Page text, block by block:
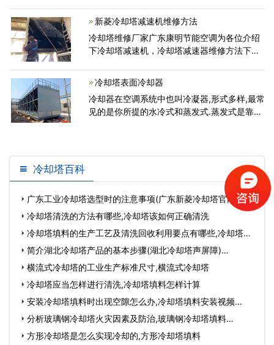
想办法解决问题。 一旦冷却塔结冰之后，
不但会影响冷却塔的通
新菱冷却塔减速机维修方法
冷却塔维修厂家广东康明节能空调为各位介绍
下冷却塔减速机，冷却塔减速器维修方法下：
齿轮可以获得很好的润滑,却塔减速箱齿轮在高
速荷载中运行，齿
冷却塔表面冷却器
冷却器在空调系统中也叫冷凝器,形式多样,最常
见的是你所提的水冷式和蒸发式.蒸发式是靠风
冷却塔百科
广东工业冷却塔选型时的注意事项(广东新菱冷却塔官网)…
冷却塔清洗的方法有哪些,冷却塔该如何正确清洗
冷却塔填料的生产工艺及清洗回收利用要点有哪些,冷却塔填
料厂家联系方…
简介湖北冷却塔产品的基本步骤(湖北冷却塔声屏障)…
横流式冷却塔的工业生产标准尺寸,横流式冷却塔
冷却塔应当怎样进行清洗,冷却塔填料怎样计算
安装冷却塔填料时出现空隙怎么办,冷却塔填料安装视频…
分析玻璃钢冷却塔火灾因素及防治,玻璃钢冷却塔填料…
方形冷却塔是怎么实现冷却的,方形冷却塔填料